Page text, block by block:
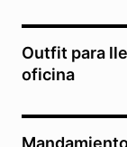
Outfit para
oficina